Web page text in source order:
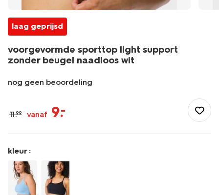
laag geprijsd
voorgevormde sporttop light support
zonder beugel naadloos wit
nog geen beoordeling
bh/voorgevormde-
sporttop-
support-
zonder-
beugel-
naadloos-
wit-
21770140WHITE.html
11.99 vanaf 9.–
kleur :